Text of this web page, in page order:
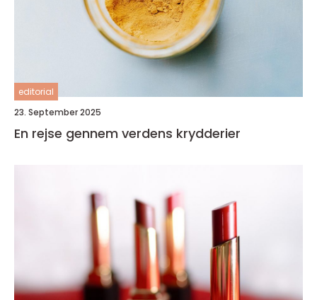
editorial
23. September 2025
En rejse gennem verdens krydderier